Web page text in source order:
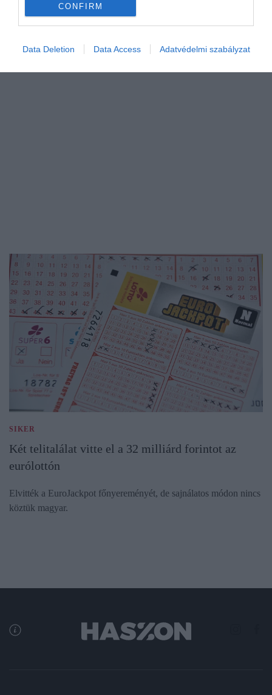
CONFIRM
Data Deletion Data Access Adatvédelmi szabályzat
Milliók izgatottan várják a lottóhúzást hétről hétre világszerte,
hogy a fejedelmi összeg inkább negatív, mint pozitív változást
SIKER
Két telitalálat vitte el a 32 milliárd forintot az
eurólottón
Elvitték a EuroJackpot főnyereményét, de sajnálatos módon nincs
köztük magyar.